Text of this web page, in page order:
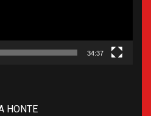
34:37
HONTE